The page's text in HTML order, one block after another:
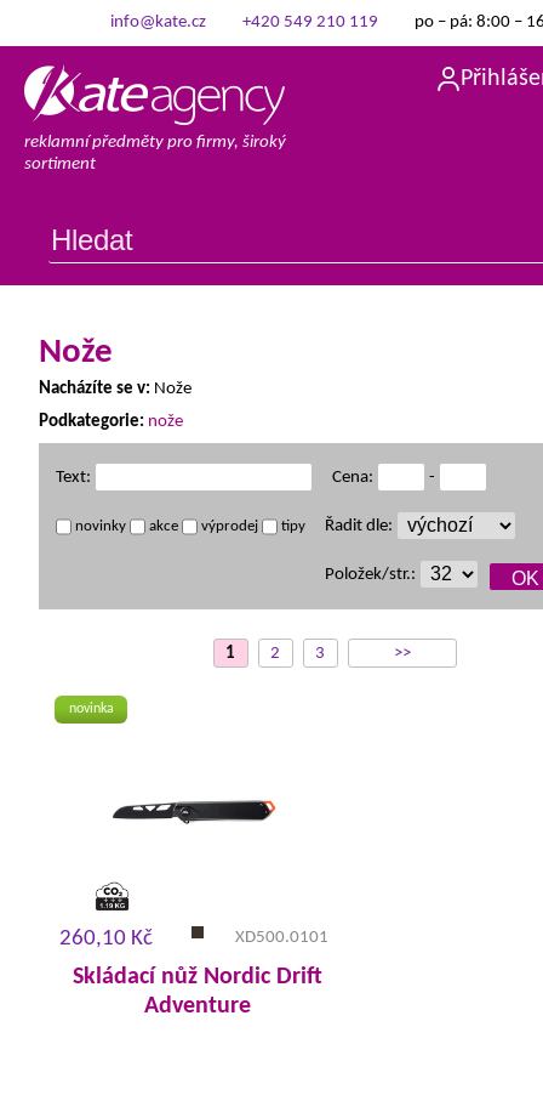
info@kate.cz +420 549 210 119 po – pá: 8:00 –
reklamní předměty pro firmy, široký
sortiment
Nože
Nacházíte se v: Nože
Podkategorie: nože
Text: Cena: -
novinky akce výprodej tipy Řadit dle:
Položek/str.:
1 2 3 >>
novinka
260,10 Kč XD500.0101
Skládací nůž Nordic Drift
Adventure